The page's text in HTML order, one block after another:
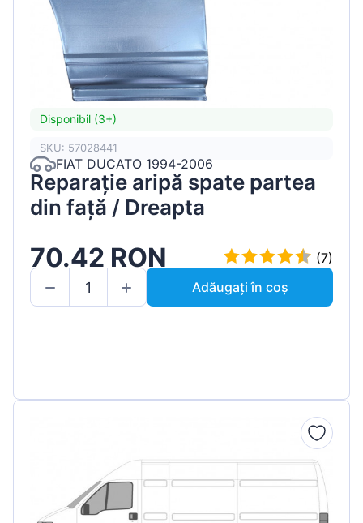
Disponibil (3+)
SKU: 57028441
FIAT DUCATO 1994-2006
Reparație aripă spate partea
din față / Dreapta
70.42 RON
(7)
Adăugați în coș